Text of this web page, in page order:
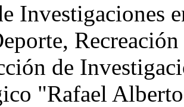
Investigaciones
de
"Rafael